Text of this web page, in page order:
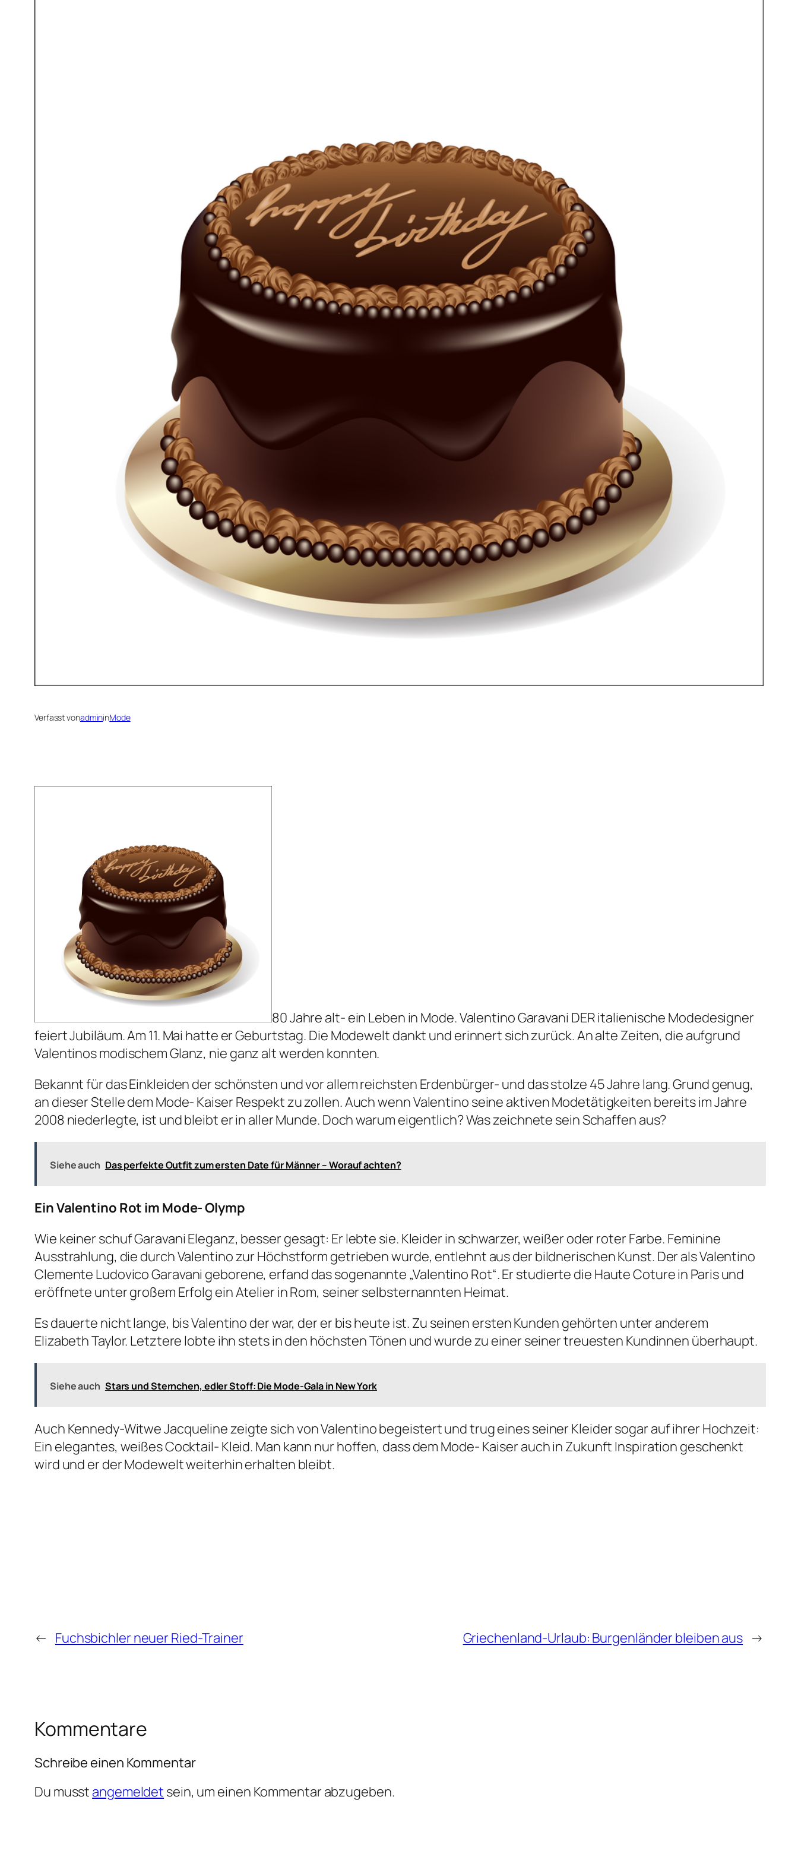
Verfasst vonadmininMode
80 Jahre alt- ein Leben in Mode. Valentino Garavani DER italienische Modedesigner
feiert Jubiläum. Am 11. Mai hatte er Geburtstag. Die Modewelt dankt und erinnert sich zurück. An alte Zeiten, die aufgrund
Valentinos modischem Glanz, nie ganz alt werden konnten.
Bekannt für das Einkleiden der schönsten und vor allem reichsten Erdenbürger- und das stolze 45 Jahre lang. Grund genug,
an dieser Stelle dem Mode- Kaiser Respekt zu zollen. Auch wenn Valentino seine aktiven Modetätigkeiten bereits im Jahre
2008 niederlegte, ist und bleibt er in aller Munde. Doch warum eigentlich? Was zeichnete sein Schaffen aus?
Siehe auch Das perfekte Outfit zum ersten Date für Männer – Worauf achten?
Ein Valentino Rot im Mode- Olymp
Wie keiner schuf Garavani Eleganz, besser gesagt: Er lebte sie. Kleider in schwarzer, weißer oder roter Farbe. Feminine
Ausstrahlung, die durch Valentino zur Höchstform getrieben wurde, entlehnt aus der bildnerischen Kunst. Der als Valentino
Clemente Ludovico Garavani geborene, erfand das sogenannte „Valentino Rot“. Er studierte die Haute Coture in Paris und
eröffnete unter großem Erfolg ein Atelier in Rom, seiner selbsternannten Heimat.
Es dauerte nicht lange, bis Valentino der war, der er bis heute ist. Zu seinen ersten Kunden gehörten unter anderem
Elizabeth Taylor. Letztere lobte ihn stets in den höchsten Tönen und wurde zu einer seiner treuesten Kundinnen überhaupt.
Siehe auch Stars und Sternchen, edler Stoff: Die Mode-Gala in New York
Auch Kennedy-Witwe Jacqueline zeigte sich von Valentino begeistert und trug eines seiner Kleider sogar auf ihrer Hochzeit:
Ein elegantes, weißes Cocktail- Kleid. Man kann nur hoffen, dass dem Mode- Kaiser auch in Zukunft Inspiration geschenkt
wird und er der Modewelt weiterhin erhalten bleibt.
← Fuchsbichler neuer Ried-Trainer Griechenland-Urlaub: Burgenländer bleiben aus →
Kommentare
Schreibe einen Kommentar
Du musst angemeldet sein, um einen Kommentar abzugeben.